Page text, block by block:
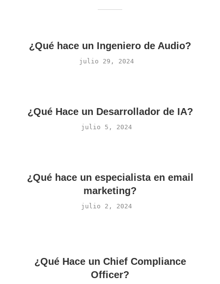
¿Qué hace un Ingeniero de Audio?
julio 29, 2024
¿Qué Hace un Desarrollador de IA?
julio 5, 2024
¿Qué hace un especialista en email
marketing?
julio 2, 2024
¿Qué Hace un Chief Compliance
Officer?